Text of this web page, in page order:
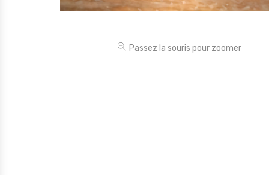
Outillages & Bricolage
Passez la souris pour zoomer